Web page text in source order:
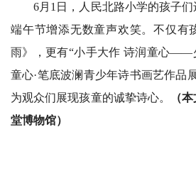
6月1日，人民北路小学的孩子
端午节增添无数童声欢笑。不仅有
雨》，更有“小手大作 诗润童心——
童心·笔底波澜青少年诗书画艺作品
为观众们展现孩童的诚挚诗心。
（
堂博物馆）